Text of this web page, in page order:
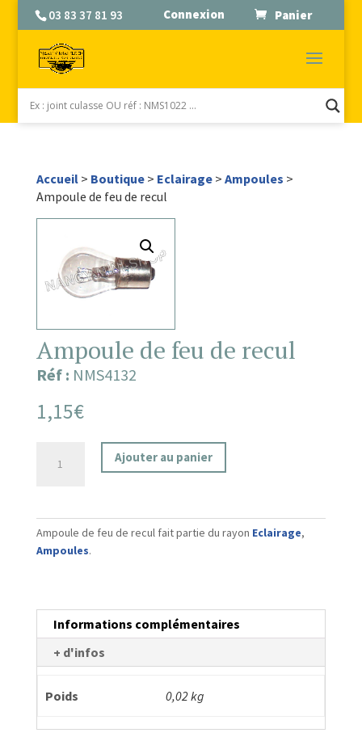
03 83 37 81 93 Connexion Panier
Accueil> Boutique> Eclairage> Ampoules >
Ampoule de feu de recul
Ampoule de feu de recul
Réf : NMS4132
1,15€
feu
de
recul
Ajouter au panier
Ampoule de feu de recul fait partie du rayon Eclairage,
Ampoules.
Informations complémentaires
+ d'infos
Poids 0,02 kg